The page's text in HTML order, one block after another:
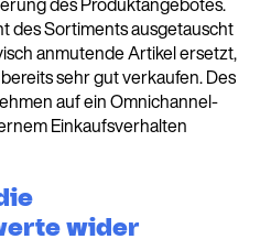
des Sortiments ausgetauscht
anmutende Artikel ersetzt,
sehr gut verkaufen. Des
auf ein Omnichannel-
Einkaufsverhalten
wider